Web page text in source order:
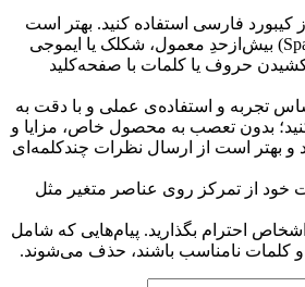
کیبورد فارسی استفاده کنید. بهتر است
از فضای خالی (Space) بیش‌از‌حدِ معمول، شکلک یا ایموجی
کشیدن حروف یا کلمات با صفحه‌کلید
تجربه و استفاده‌ی عملی و با دقت به
بدون تعصب به محصول خاص، مزایا و
و بهتر است از ارسال نظرات چندکلمه‌‌ای
خود از تمرکز روی عناصر متغیر مثل
احترام بگذارید. پیام‌هایی که شامل
و کلمات نامناسب باشند، حذف می‌شوند.